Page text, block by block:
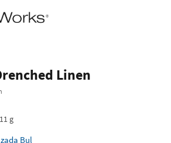
*Promosyon Detayları
Linen
g
Bul